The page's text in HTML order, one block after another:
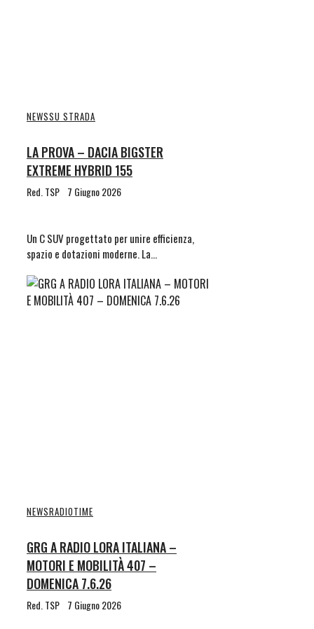
NEWSSU STRADA
LA PROVA – DACIA BIGSTER
EXTREME HYBRID 155
Red. TSP 7 Giugno 2026
Un C SUV progettato per unire efficienza,
spazio e dotazioni moderne. La…
NEWSRADIOTIME
GRG A RADIO LORA ITALIANA –
MOTORI E MOBILITÀ 407 –
DOMENICA 7.6.26
Red. TSP 7 Giugno 2026